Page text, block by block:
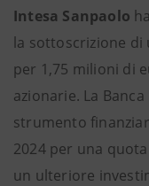
Intesa Sanpaolo
la sottoscrizione
per 1,75 milioni di
azionarie. La
strumento
2024 per una
un ulteriore